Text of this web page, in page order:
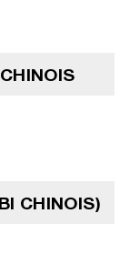
CHINOIS)